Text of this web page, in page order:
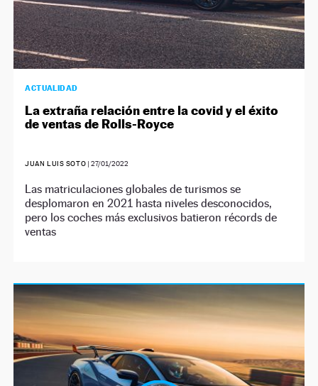
ACTUALIDAD
La extraña relación entre la covid y el éxito
de ventas de Rolls-Royce
JUAN LUIS SOTO |27/01/2022
Las matriculaciones globales de turismos se
desplomaron en 2021 hasta niveles desconocidos,
pero los coches más exclusivos batieron récords de
ventas